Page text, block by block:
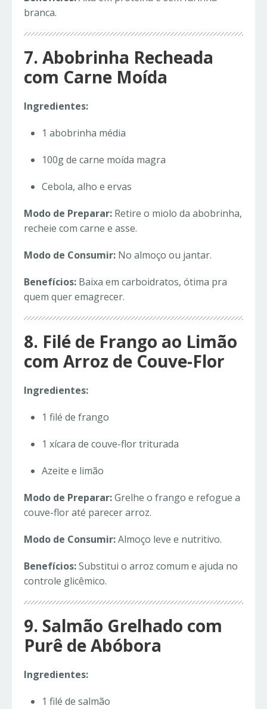
branca.
7. Abobrinha Recheada
com Carne Moída
Ingredientes:
1 abobrinha média
100g de carne moída magra
Cebola, alho e ervas
Modo de Preparar: Retire o miolo da abobrinha,
recheie com carne e asse.
Modo de Consumir: No almoço ou jantar.
Benefícios: Baixa em carboidratos, ótima pra
quem quer emagrecer.
8. Filé de Frango ao Limão
com Arroz de Couve-Flor
Ingredientes:
1 filé de frango
1 xícara de couve-flor triturada
Azeite e limão
Modo de Preparar:Grelhe o frango e refogue a
couve-flor até parecer arroz.
Modo de Consumir:Almoço leve e nutritivo.
Benefícios:Substitui o arroz comum e ajuda no
controle glicêmico.
9. Salmão Grelhado com
Purê de Abóbora
Ingredientes:
1 filé de salmão